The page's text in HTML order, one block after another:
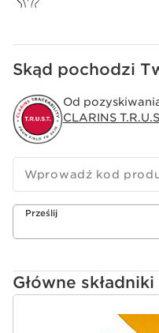
Delikatny i łagodny
Skąd pochodzi
Od
CLARINS
Wprowadź kod
Prześlij
Główne
PRZEJDŹ DO TREŚCI